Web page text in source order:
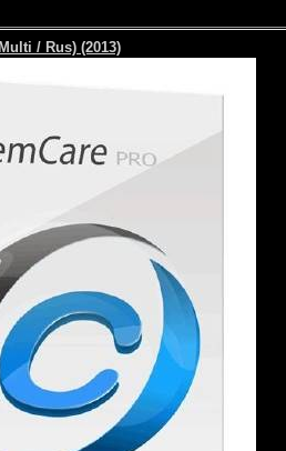
/ Rus) (2013)